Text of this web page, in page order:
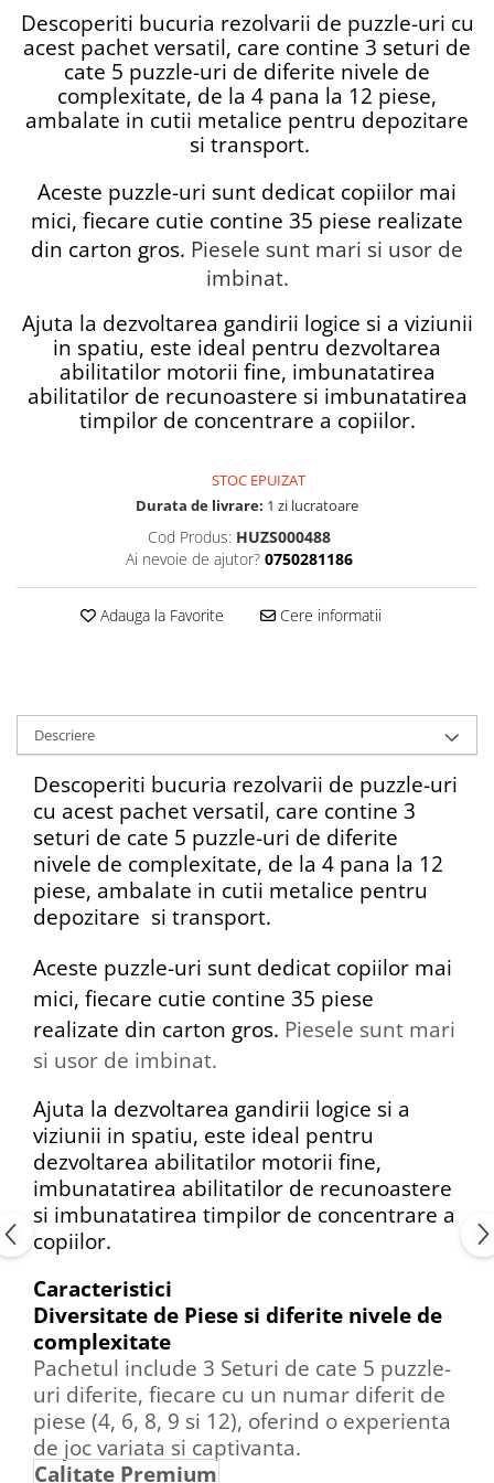
Descoperiti bucuria rezolvarii de puzzle-uri cu
acest pachet versatil, care contine 3 seturi de
cate 5 puzzle-uri de diferite nivele de
complexitate, de la 4 pana la 12 piese,
ambalate in cutii metalice pentru depozitare
si transport.
Aceste puzzle-uri sunt dedicat copiilor mai
mici, fiecare cutie contine 35 piese realizate
din carton gros. Piesele sunt mari si usor de
imbinat.
Ajuta la dezvoltarea gandirii logice si a viziunii
in spatiu, este ideal pentru dezvoltarea
abilitatilor motorii fine, imbunatatirea
abilitatilor de recunoastere si imbunatatirea
timpilor de concentrare a copiilor.
STOC EPUIZAT
Durata de livrare: 1 zi lucratoare
Cod Produs: HUZS000488
Ai nevoie de ajutor? 0750281186
Adauga la Favorite Cere informatii
Descriere
Descoperiti bucuria rezolvarii de puzzle-uri
cu acest pachet versatil, care contine 3
seturi de cate 5 puzzle-uri de diferite
nivele de complexitate, de la 4 pana la 12
piese, ambalate in cutii metalice pentru
depozitare si transport.
Aceste puzzle-uri sunt dedicat copiilor mai
mici, fiecare cutie contine 35 piese
realizate din carton gros. Piesele sunt mari
si usor de imbinat.
Ajuta la dezvoltarea gandirii logice si a
viziunii in spatiu, este ideal pentru
dezvoltarea abilitatilor motorii fine,
imbunatatirea abilitatilor de recunoastere
si imbunatatirea timpilor de concentrare a
copiilor.
Caracteristici
Diversitate de Piese si diferite nivele de
complexitate
Pachetul include 3 Seturi de cate 5 puzzle-
uri diferite, fiecare cu un numar diferit de
piese (4, 6, 8, 9 si 12), oferind o experienta
de joc variata si captivanta.
Calitate Premium